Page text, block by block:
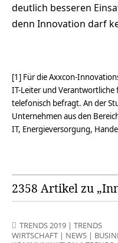
deutlich besseren
denn Innovation darf
[1] Für die Axxcon-
IT-Leiter und
telefonisch befragt. An der
Unternehmen aus den
IT, Energieversorgung,
2358 Artikel zu
TRENDS 2019 | TRENDS
WIRTSCHAFT | NEWS |